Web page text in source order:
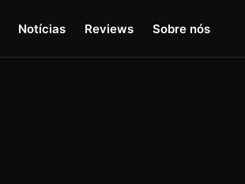
Notícias Reviews Sobre nós